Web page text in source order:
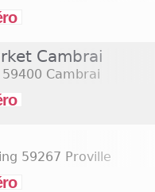
Cambrai
59400 Cambrai
59267 Proville